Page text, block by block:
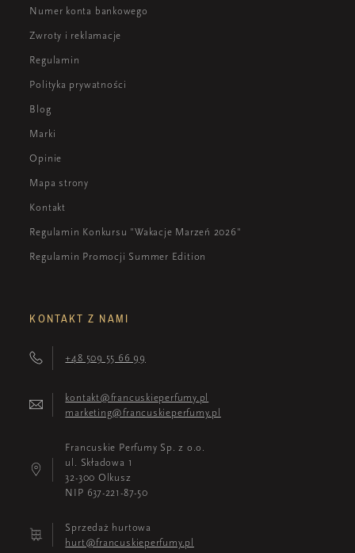
Numer konta bankowego
Zwroty i reklamacje
Regulamin
Polityka prywatności
Blog
Marki
Opinie
Mapa strony
Kontakt
Regulamin Konkursu "Wakacje Marzeń 2026"
Regulamin Promocji Summer Edition
KONTAKT Z NAMI
+48 509 55 66 99
kontakt@francuskieperfumy.pl
marketing@francuskieperfumy.pl
Francuskie Perfumy Sp. z o.o.
ul. Składowa 1
32-300 Olkusz
NIP 637-221-87-50
Sprzedaż hurtowa
hurt@francuskieperfumy.pl